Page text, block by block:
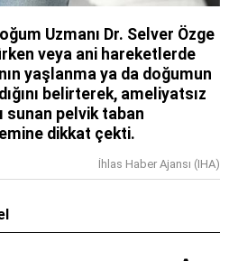
Uzmanı Dr. Selver Özge
veya ani hareketlerde
yaşlanma ya da doğumun
belirterek, ameliyatsız
sunan pelvik taban
dikkat çekti.
İhlas Haber Ajansı (IHA)